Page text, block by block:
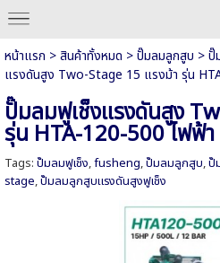
หน้าแรก >สินค้าทั้งหมด >ปั๊มลมลูกสูบ >ปั๊
แรงดันสูง Two-Stage 15 แรงม้า รุ่น
ปั๊มลมฟูเช็งแรงดันสูง
รุ่น HTA-120-500 ไฟฟ้
Tags: ปั๊มลมฟูเช็ง,fusheng,ปั๊มลมลูกสูบ,ปั๊
stage,ปั๊มลมลูกสูบแรงดันสูงฟูเช็ง